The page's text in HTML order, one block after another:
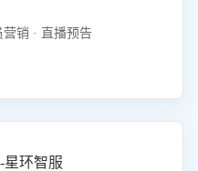
销 · 直播预告
星环智服